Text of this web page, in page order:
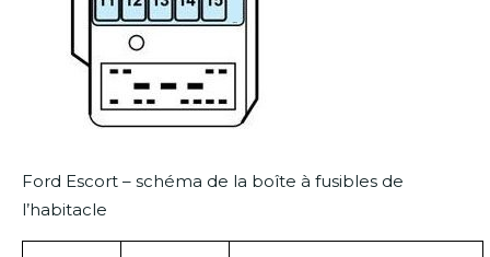
Ford Escort – schéma de la boîte à fusibles de
l’habitacle